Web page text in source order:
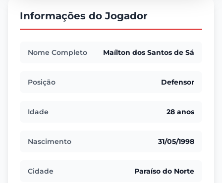
Informações do Jogador
Nome Completo Maílton dos Santos de Sá
Posição Defensor
Idade 28 anos
Nascimento 31/05/1998
Cidade Paraíso do Norte